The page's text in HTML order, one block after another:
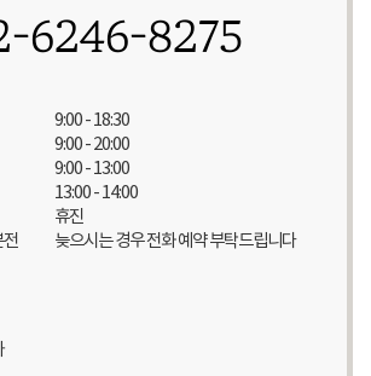
6246-8275
전
9:00 - 18:30
9:00 - 20:00
9:00 - 13:00
13:00 - 14:00
휴진
늦으시는 경우 전화 예약 부탁드립니다